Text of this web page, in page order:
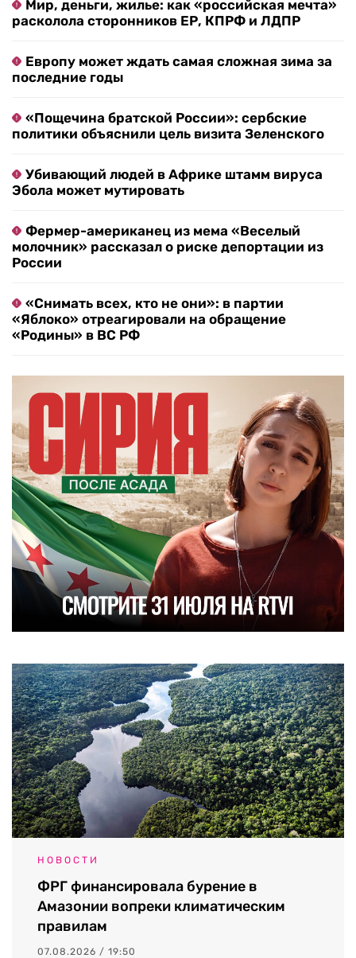
Мир, деньги, жилье: как «российская мечта»
расколола сторонников ЕР, КПРФ и ЛДПР
Европу может ждать самая сложная зима за
последние годы
«Пощечина братской России»: сербские
политики объяснили цель визита Зеленского
Убивающий людей в Африке штамм вируса
Эбола может мутировать
Фермер-американец из мема «Веселый
молочник» рассказал о риске депортации из
России
«Снимать всех, кто не они»: в партии
«Яблоко» отреагировали на обращение
«Родины» в ВС РФ
НОВОСТИ
ФРГ финансировала бурение в
Амазонии вопреки климатическим
правилам
07.08.2026 / 19:50